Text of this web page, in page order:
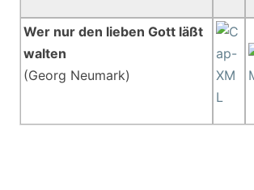
Wer nur den lieben Gott läßt
walten
(Georg Neumark)